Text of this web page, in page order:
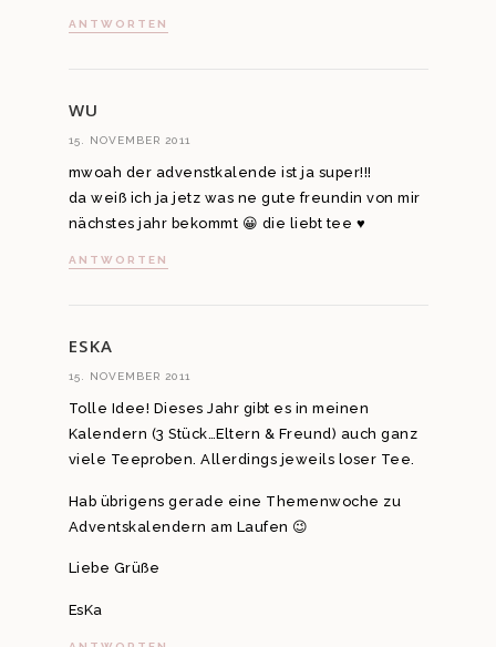
ANTWORTEN
WU
15. NOVEMBER 2011
mwoah der advenstkalende ist ja super!!!
da weiß ich ja jetz was ne gute freundin von mir
nächstes jahr bekommt 😀 die liebt tee ♥
ANTWORTEN
ESKA
15. NOVEMBER 2011
Tolle Idee! Dieses Jahr gibt es in meinen
Kalendern (3 Stück…Eltern & Freund) auch ganz
viele Teeproben. Allerdings jeweils loser Tee.
Hab übrigens gerade eine Themenwoche zu
Adventskalendern am Laufen 😉
Liebe Grüße
EsKa